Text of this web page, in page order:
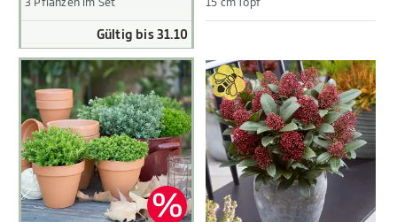
3 Pflanzen im Set
Gültig bis 31.10
15 cm Topf